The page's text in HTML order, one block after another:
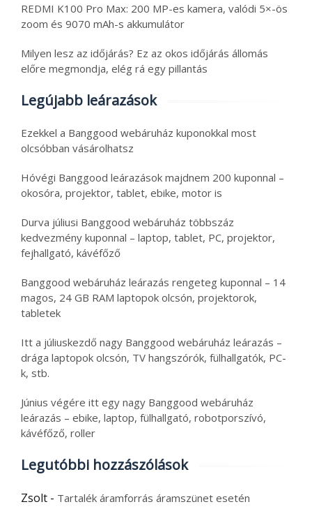
REDMI K100 Pro Max: 200 MP-es kamera, valódi 5×-ös
zoom és 9070 mAh-s akkumulátor
Milyen lesz az időjárás? Ez az okos időjárás állomás
előre megmondja, elég rá egy pillantás
Legújabb leárazások
Ezekkel a Banggood webáruház kuponokkal most
olcsóbban vásárolhatsz
Hóvégi Banggood leárazások majdnem 200 kuponnal –
okosóra, projektor, tablet, ebike, motor is
Durva júliusi Banggood webáruház többszáz
kedvezmény kuponnal – laptop, tablet, PC, projektor,
fejhallgató, kávéfőző
Banggood webáruház leárazás rengeteg kuponnal – 14
magos, 24 GB RAM laptopok olcsón, projektorok,
tabletek
Itt a júliuskezdő nagy Banggood webáruház leárazás –
drága laptopok olcsón, TV hangszórók, fülhallgatók, PC-
k, stb.
Június végére itt egy nagy Banggood webáruház
leárazás – ebike, laptop, fülhallgató, robotporszívó,
kávéfőző, roller
Legutóbbi hozzászólások
Zsolt - Tartalék áramforrás áramszünet esetén